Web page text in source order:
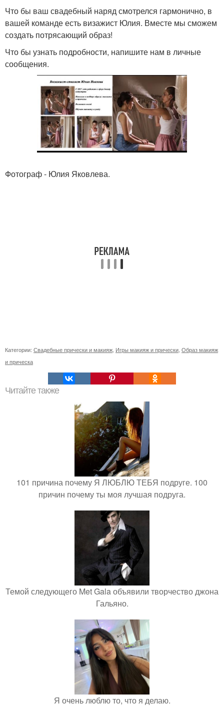
Что бы ваш свадебный наряд смотрелся гармонично, в
вашей команде есть визажист Юлия. Вместе мы сможем
создать потрясающий образ!
Что бы узнать подробности, напишите нам в личные
сообщения.
Фотограф - Юлия Яковлева.
Категории: Свадебные прически и макияж Игры макияж и прически Образ макияж
и прическа
Читайте также
101 причина почему Я ЛЮБЛЮ ТЕБЯ подруге. 100
причин почему ты моя лучшая подруга.
Темой следующего Met Gala объявили творчество джона
Гальяно.
Я очень люблю то, что я делаю.